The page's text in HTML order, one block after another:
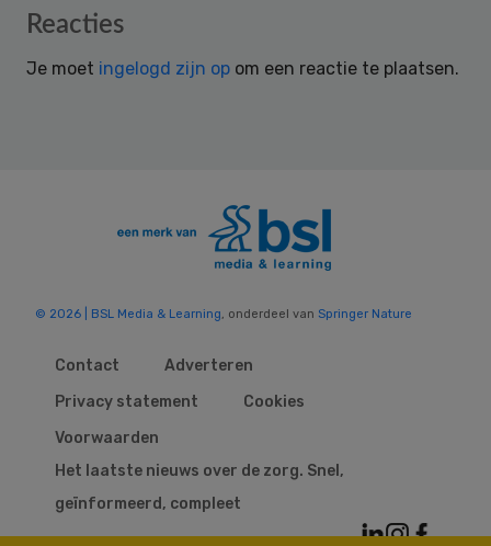
Reader
Reacties
Je moet ingelogd zijn op om een reactie te plaatsen.
© 2026 | BSL Media & Learning, onderdeel van Springer Nature
Contact
Adverteren
Privacy statement
Cookies
Voorwaarden
Het laatste nieuws over de zorg. Snel,
geïnformeerd, compleet